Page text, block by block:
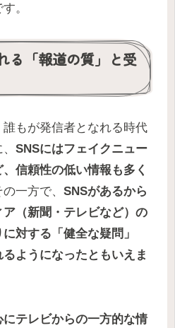
。
る「報道の質」と受
もが発信者となれる時代
SNSにはフェイクニュー
信頼性の低い情報も多く
一方で、 SNSがあるから
（新聞・テレビなど）の
対する「健全な疑問」
ようになったともいえま
テレビからの一方的な情